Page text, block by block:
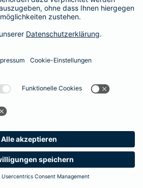
Produkte
Barmenia
für Operationen.